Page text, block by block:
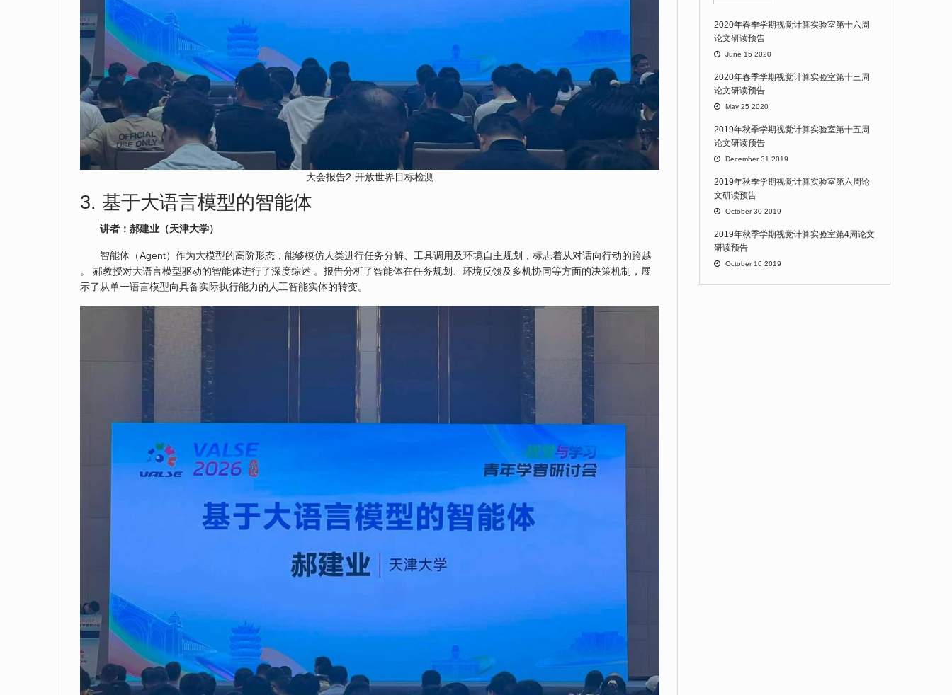
大会报告2-开放世界目标检测
3. 基于大语言模型的智能体
讲者：郝建业（天津大学）
智能体（Agent）作为大模型的高阶形态，能够模仿人类进行任务分解、工具调用及环境自主规划，标志着从对话向行动的跨越
。 郝教授对大语言模型驱动的智能体进行了深度综述 。报告分析了智能体在任务规划、环境反馈及多机协同等方面的决策机制，展
示了从单一语言模型向具备实际执行能力的人工智能实体的转变。
2020年春季学期视觉计算实验室第十六周
论文研读预告
June 15 2020
2020年春季学期视觉计算实验室第十三周
论文研读预告
May 25 2020
2019年秋季学期视觉计算实验室第十五周
论文研读预告
December 31 2019
2019年秋季学期视觉计算实验室第六周论
文研读预告
October 30 2019
2019年秋季学期视觉计算实验室第4周论文
研读预告
October 16 2019